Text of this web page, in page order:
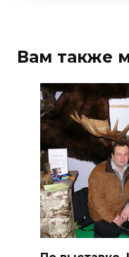
Вам также